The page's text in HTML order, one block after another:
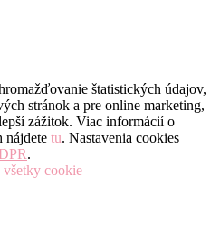
štatistických údajov,
stránok a pre online marketing,
zážitok. Viac informácií o
nájdete tu. Nastavenia cookies
.
cookie